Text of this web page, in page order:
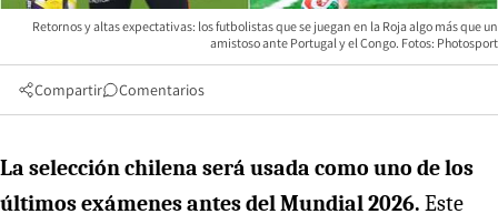
Retornos y altas expectativas: los futbolistas que se juegan en la Roja algo más que un
amistoso ante Portugal y el Congo. Fotos: Photosport
Compartir Comentarios
La selección chilena será usada como uno de los
últimos exámenes antes del Mundial 2026. Este